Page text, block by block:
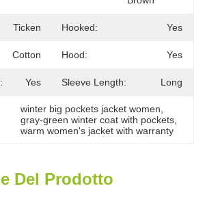
Ticken Hooked: Yes
Cotton Hood: Yes
Yes Sleeve Length: Long
winter big pockets jacket women
gray-green winter coat with pockets
warm women's jacket with warranty
Del Prodotto